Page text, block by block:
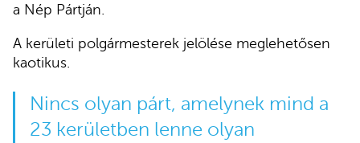
a Nép Pártján.
A kerületi polgármesterek jelölése meglehetősen
kaotikus.
Nincs olyan párt, amelynek mind a
23 kerületben lenne olyan